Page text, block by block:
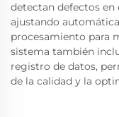
detectan defectos en
ajustando
procesamiento para
sistema también
registro de datos,
de la calidad y la